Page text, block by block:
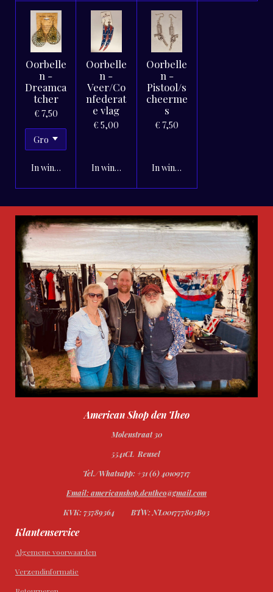
Oorbelle
n -
Dreamca
tcher
€ 7,50
In winkelwagen
Oorbelle
n -
Veer/Co
nfederat
e vlag
€ 5,00
In winkelwagen
Oorbelle
n -
Pistool/s
cheerme
s
€ 7,50
In winkelwagen
American Shop den Theo
Molenstraat 30
5541CL Reusel
Tel./Whatsapp: +31 (6) 40109717
Email: americanshop.dentheo@gmail.com
KVK: 73789364 BTW: NL001777803B93
Klantenservice
Algemene voorwaarden
Verzendinformatie